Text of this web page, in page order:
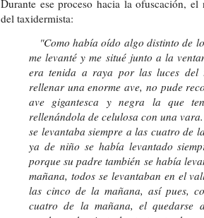
Durante ese proceso hacia la ofuscación,
del taxidermista:
"Como había oído algo distinto de
me levanté y me situé junto a la
era tenida a raya por las luces del
rellenar una enorme ave, no pude
ave gigantesca y negra la que
rellenándola de celulosa con una
se levantaba siempre a las cuatro de
ya de niño se había levantado
porque su padre también se había
mañana, todos se levantaban en el
las cinco de la mañana, así pues,
cuatro de la mañana, el quedarse